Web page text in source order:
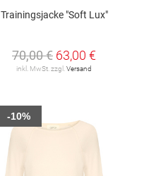
Trainingsjacke "Soft Lux"
70,00 € 63,00 €
inkl. MwSt. zzgl. Versand
-10%